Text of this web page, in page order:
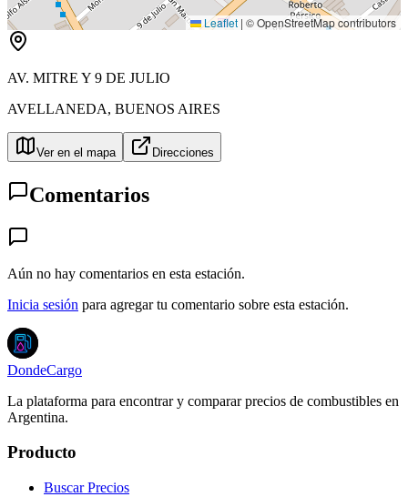
Leaflet | © OpenStreetMap contributors
AV. MITRE Y 9 DE JULIO
AVELLANEDA, BUENOS AIRES
Ver en el mapa Direcciones
Comentarios
Aún no hay comentarios en esta estación.
Inicia sesión para agregar tu comentario sobre esta estación.
DondeCargo
La plataforma para encontrar y comparar precios de combustibles en
Argentina.
Producto
Buscar Precios